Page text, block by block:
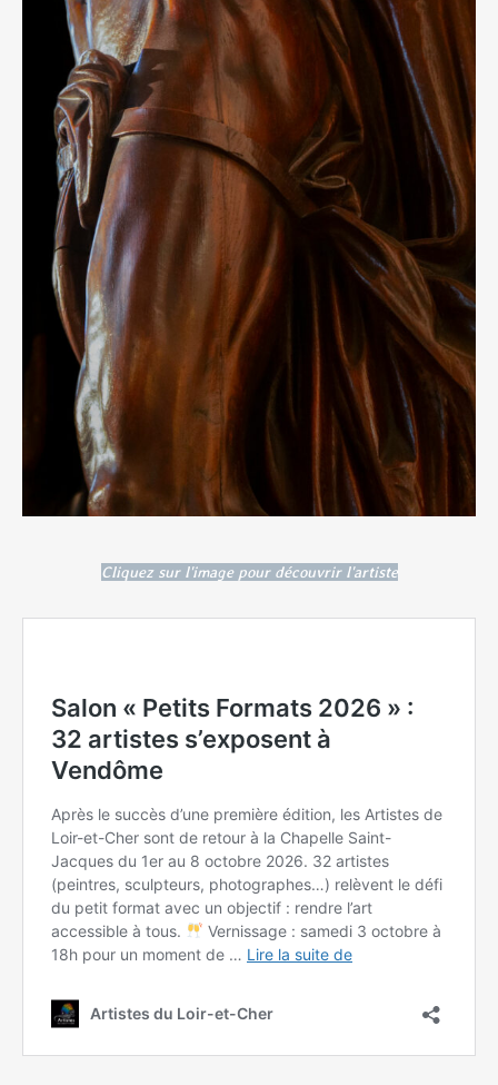
Cliquez sur l'image pour découvrir l'artiste